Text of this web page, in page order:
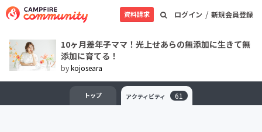
ログイン / 新規会員登録
資料請求
10ヶ月差年子ママ！光上せあらの無添加に生きて無
添加に育てる！
bykojoseara
トップ アクティビティ 61